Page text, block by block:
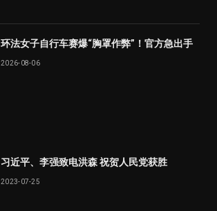
环法女子自行车赛爆“胸罩作弊”！官方急出手
2026-08-06
习近平、李强致电洪森 祝贺人民党获胜
2023-07-25